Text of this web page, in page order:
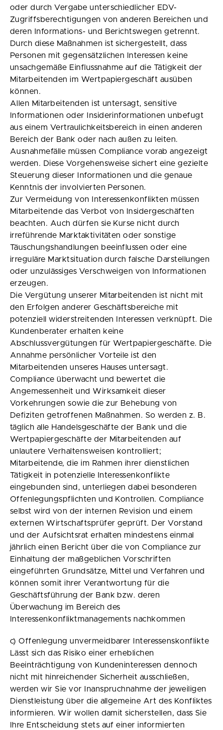
oder durch Vergabe unterschiedlicher EDV-
Zugriffsberechtigungen von anderen Bereichen und
deren Informations- und Berichtswegen getrennt.
Durch diese Maßnahmen ist sichergestellt, dass
Personen mit gegensätzlichen Interessen keine
unsachgemäße Einflussnahme auf die Tätigkeit der
Mitarbeitenden im Wertpapiergeschäft ausüben
können.
Allen Mitarbeitenden ist untersagt, sensitive
Informationen oder Insiderinformationen unbefugt
aus einem Vertraulichkeitsbereich in einen anderen
Bereich der Bank oder nach außen zu leiten.
Ausnahmefälle müssen Compliance vorab angezeigt
werden. Diese Vorgehensweise sichert eine gezielte
Steuerung dieser Informationen und die genaue
Kenntnis der involvierten Personen.
Zur Vermeidung von Interessenkonflikten müssen
Mitarbeitende das Verbot von Insidergeschäften
beachten. Auch dürfen sie Kurse nicht durch
irreführende Marktaktivitäten oder sonstige
Täuschungshandlungen beeinflussen oder eine
irreguläre Marktsituation durch falsche Darstellungen
oder unzulässiges Verschweigen von Informationen
erzeugen.
Die Vergütung unserer Mitarbeitenden ist nicht mit
den Erfolgen anderer Geschäftsbereiche mit
potenziell widerstreitenden Interessen verknüpft. Die
Kundenberater erhalten keine
Abschlussvergütungen für Wertpapiergeschäfte. Die
Annahme persönlicher Vorteile ist den
Mitarbeitenden unseres Hauses untersagt.
Compliance überwacht und bewertet die
Angemessenheit und Wirksamkeit dieser
Vorkehrungen sowie die zur Behebung von
Defiziten getroffenen Maßnahmen. So werden z. B.
täglich alle Handelsgeschäfte der Bank und die
Wertpapiergeschäfte der Mitarbeitenden auf
unlautere Verhaltensweisen kontrolliert;
Mitarbeitende, die im Rahmen ihrer dienstlichen
Tätigkeit in potenzielle Interessenkonflikte
eingebunden sind, unterliegen dabei besonderen
Offenlegungspflichten und Kontrollen. Compliance
selbst wird von der internen Revision und einem
externen Wirtschaftsprüfer geprüft. Der Vorstand
und der Aufsichtsrat erhalten mindestens einmal
jährlich einen Bericht über die von Compliance zur
Einhaltung der maßgeblichen Vorschriften
eingeführten Grundsätze, Mittel und Verfahren und
können somit ihrer Verantwortung für die
Geschäftsführung der Bank bzw. deren
Überwachung im Bereich des
Interessenkonfliktmanagements nachkommen
c) Offenlegung unvermeidbarer Interessenskonflikte
Lässt sich das Risiko einer erheblichen
Beeinträchtigung von Kundeninteressen dennoch
nicht mit hinreichender Sicherheit ausschließen,
werden wir Sie vor Inanspruchnahme der jeweiligen
Dienstleistung über die allgemeine Art des Konfliktes
informieren. Wir wollen damit sicherstellen, dass Sie
Ihre Entscheidung stets auf einer informierten